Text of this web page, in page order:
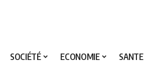
SOCIÉTÉ ECONOMIE SANTE